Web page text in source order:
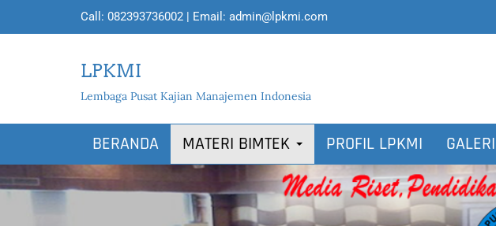
Call: 082393736002 | Email: admin@lpkmi.com
LPKMI
Lembaga Pusat Kajian Manajemen Indonesia
BERANDA MATERI BIMTEK PROFIL LPKMI